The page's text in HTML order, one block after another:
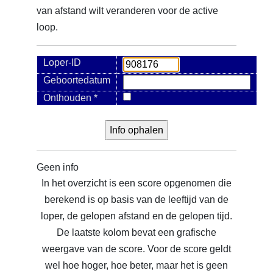
van afstand wilt veranderen voor de active
loop.
Loper-ID
Geboortedatum
Onthouden *
Geen info
In het overzicht is een score opgenomen die
berekend is op basis van de leeftijd van de
loper, de gelopen afstand en de gelopen tijd.
De laatste kolom bevat een grafische
weergave van de score. Voor de score geldt
wel hoe hoger, hoe beter, maar het is geen